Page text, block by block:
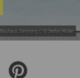
Bauhaus, Germany // © Stefan Müller